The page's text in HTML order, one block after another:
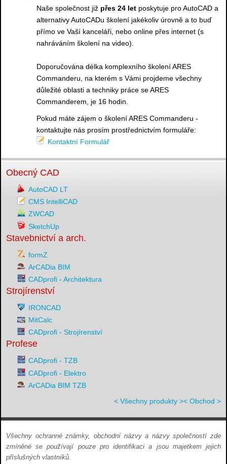
Naše společnost již přes 24 let poskytuje pro AutoCAD a
alternativy AutoCADu školení jakékoliv úrovně a to buď
přímo ve Vaší kanceláři, nebo online přes internet (s
nahráváním školení na video).
Doporučována délka komplexního školení ARES
Commanderu, na kterém s Vámi projdeme všechny
důležité oblasti a techniky práce se ARES
Commanderem, je 16 hodin.
Pokud máte zájem o školení ARES Commanderu -
kontaktujte nás prosím prostřednictvím formuláře:
Kontaktní Formulář
Obecný CAD
AutoCAD LT
CMS IntelliCAD
ZWCAD
SketchUp
Stavebnictví a arch.
formZ
ArCADia BIM
CADprofi - Architektura
Strojírenství
IRONCAD
MitCalc
CADprofi - Strojírenství
Profese
CADprofi - TZB
CADprofi - Elektro
ArCADia BIM TZB
< Všechny produkty >< Obchod >
Všechny ochranné známky, obchodní názvy a názvy společností zde
zmíněné se používají pouze pro identifikaci a jsou majetkem jejich
příslušných vlastníků.